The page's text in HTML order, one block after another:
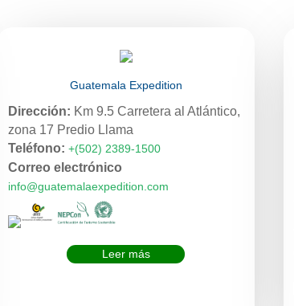
Guatemala Expedition
Dirección: Km 9.5 Carretera al Atlántico,
zona 17 Predio Llama
Teléfono:+(502) 2389-1500
Correo electrónico
info@guatemalaexpedition.com
Leer más